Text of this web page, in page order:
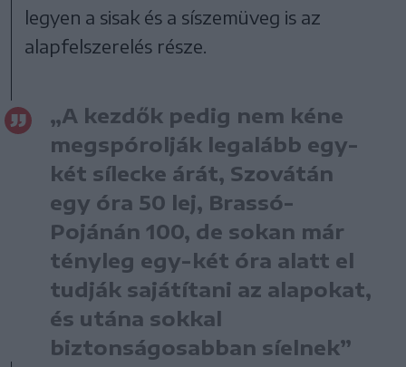
legyen a sisak és a síszemüveg is az
alapfelszerelés része.
„A kezdők pedig nem kéne
megspórolják legalább egy-
két sílecke árát, Szovátán
egy óra 50 lej, Brassó-
Pojánán 100, de sokan már
tényleg egy-két óra alatt el
tudják sajátítani az alapokat,
és utána sokkal
biztonságosabban síelnek”